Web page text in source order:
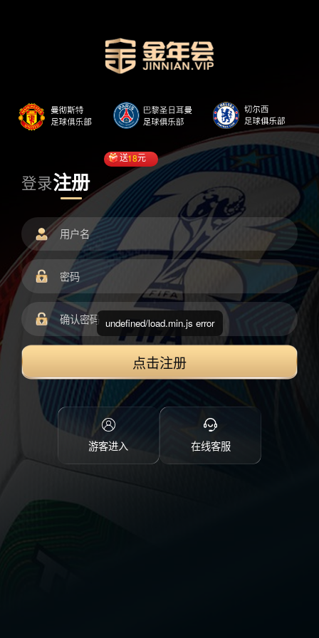
登录注册
送18元
点击注册
游客进入 在线客服
undefined/load.min.js error